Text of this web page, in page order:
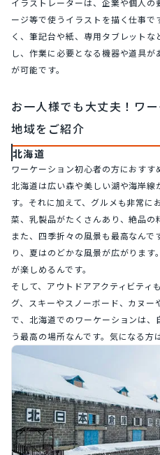
ージ等で使うイラストを描く仕事
く、筆記台や紙、専用タブレット
し、作業に必要となる機器や道具
が可能です。
お一人様でも大丈夫！ワ
地域をご紹介
北海道
ワーケーション初心者の方におすす
北海道は広い森や美しい湖や海岸
す。それに加えて、グルメも非常
菜、乳製品がたくさんあり、絶品の
また、四季折々の風景も最高なん
り、夏はのどかな風景が広がりま
が楽しめるんです。
そして、アウトドアアクティビティ
グ、スキーやスノーボード、カヌ
で、北海道でのワーケーションは
う最高の場所なんです。気になる方